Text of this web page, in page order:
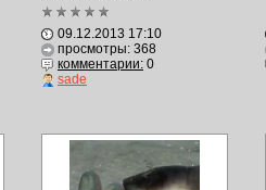
09.12.2013 17:10
просмотры: 368
комментарии:0
sade